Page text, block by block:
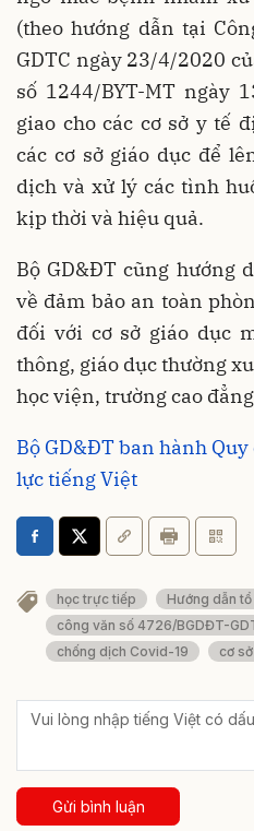
(theo hướng dẫn tại
GDTC ngày 23/4/2020
số 1244/BYT-MT ngày
giao cho các cơ sở y tế
các cơ sở giáo dục để
dịch và xử lý các tình
kịp thời và hiệu quả.
Bộ GD&ĐT cũng hướng
về đảm bảo an toàn
đối với cơ sở giáo dục
thông, giáo dục thường
học viện, trường cao
Bộ GD&ĐT ban hành
lực tiếng Việt
học trực tiếp
Hướng dẫn
công văn số 4726/BGDĐT-
chống dịch Covid-19
cơ
Gửi bình luận